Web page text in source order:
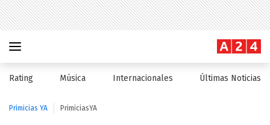
Rating Música Internacionales Últimas Noticias
Primicias YA PrimiciasYA